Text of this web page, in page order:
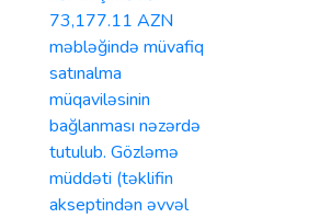
73,177.11 AZN
məbləğində müvafiq
satınalma
müqaviləsinin
bağlanması nəzərdə
tutulub. Gözləmə
müddəti (təklifin
akseptindən əvvəl